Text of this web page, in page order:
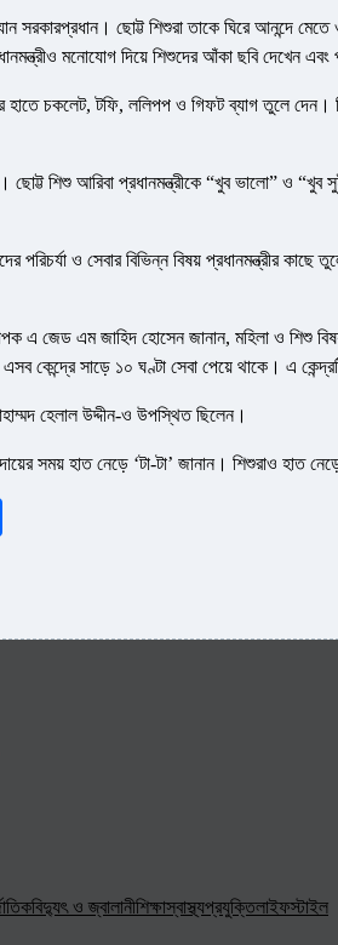
সরকারপ্রধান। ছোট্ট শিশুরা তাকে ঘিরে আনন্দে
মনোযোগ দিয়ে শিশুদের আঁকা ছবি দেখেন এবং
হাতে চকলেট, টফি, ললিপপ ও গিফট ব্যাগ তুলে
ছোট্ট শিশু আরিবা প্রধানমন্ত্রীকে “খুব ভালো” ও
পরিচর্যা ও সেবার বিভিন্ন বিষয় প্রধানমন্ত্রীর
এ জেড এম জাহিদ হোসেন জানান, মহিলা ও শিশু
এসব কেন্দ্রে সাড়ে ১০ ঘণ্টা সেবা পেয়ে থাকে। এ
হেলাল উদ্দীন-ও উপস্থিত ছিলেন।
সময় হাত নেড়ে ‘টা-টা’ জানান। শিশুরাও হাত
বিদ্যুৎ ও জ্বালানীশিক্ষাস্বাস্থ্যপ্রযুক্তিলাইফস্টাইল